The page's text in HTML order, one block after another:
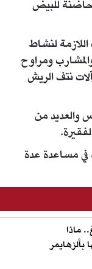
حاضنة للبيض
لنشاط
ومراوح
نتف الريش
والعديد من
في مساعدة عدة
ماذا
بألزهايمر